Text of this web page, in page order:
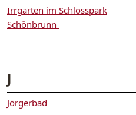
Irrgarten im Schlosspark
Schönbrunn
J
Jörgerbad